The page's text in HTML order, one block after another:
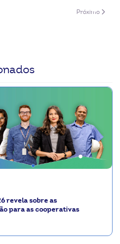
do principal evento de
Próximo
Próximo
revela sobre as
para as cooperativas